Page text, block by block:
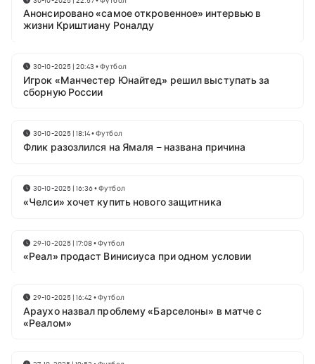
Анонсировано «самое откровенное» интервью в
жизни Криштиану Роналду
30-10-2025 | 20:43 •Футбол
Игрок «Манчестер Юнайтед» решил выступать за
сборную России
30-10-2025 | 18:14•Футбол
Флик разозлился на Ямаля – названа причина
30-10-2025 | 16:36•Футбол
«Челси» хочет купить нового защитника
29-10-2025 | 17:08•Футбол
«Реал» продаст Винисиуса при одном условии
29-10-2025 | 16:42 •Футбол
Араухо назвал проблему «Барселоны» в матче с
«Реалом»